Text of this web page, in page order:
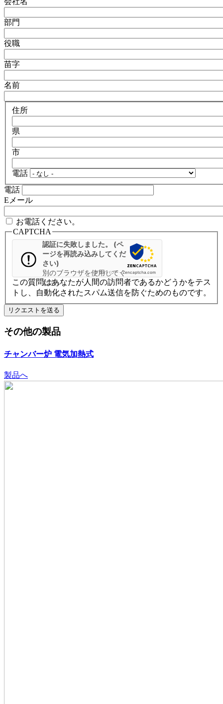
部門
役職
苗字
名前
住所
県
市
電話
電話
Eメール
お電話ください。
CAPTCHA
認証に失敗しました。 (ペ
ージを再読み込みしてくだ
さい)
別のブラウザを使用してく
ださい
プライバシー -Zencaptcha.com
この質問はあなたが人間の訪問者であるかどうかをテス
トし、自動化されたスパム送信を防ぐためのものです。
その他の製品
チャンバー炉 電気加熱式
製品へ